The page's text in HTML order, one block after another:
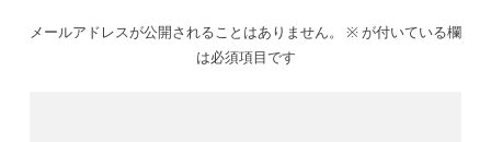
メールアドレスが公開されることはありません。 ※ が付いている欄
は必須項目です